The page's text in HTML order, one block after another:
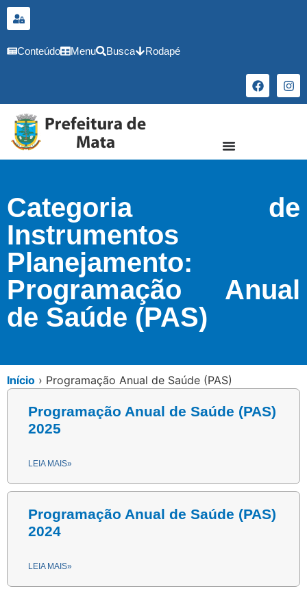
conteúdo
Conteúdo Menu Busca Rodapé
Categoria de
Instrumentos
Planejamento:
Programação Anual
de Saúde (PAS)
Início › Programação Anual de Saúde (PAS)
Programação Anual de Saúde (PAS)
2025
LEIA MAIS»
Programação Anual de Saúde (PAS)
2024
LEIA MAIS»